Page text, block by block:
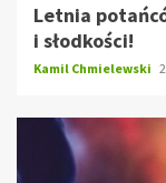
Letnia
i słodkości!
Kamil Chmielewski